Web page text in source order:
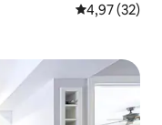
Gemiddelde
4,97 (32)